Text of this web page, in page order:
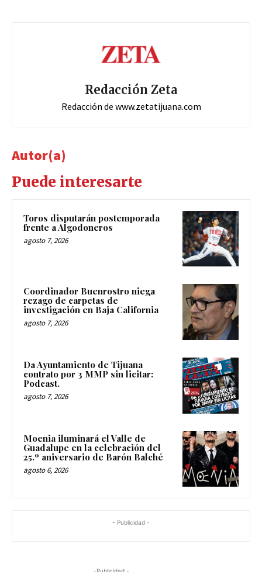
Redacción Zeta
Redacción de www.zetatijuana.com
Autor(a)
Puede interesarte
Toros disputarán postemporada
frente a Algodoneros
agosto 7, 2026
Coordinador Buenrostro niega
rezago de carpetas de
investigación en Baja California
agosto 7, 2026
Da Ayuntamiento de Tijuana
contrato por 3 MMP sin licitar:
Podcast.
agosto 7, 2026
Moenia iluminará el Valle de
Guadalupe en la celebración del
25.º aniversario de Barón Balché
agosto 6, 2026
- Publicidad -